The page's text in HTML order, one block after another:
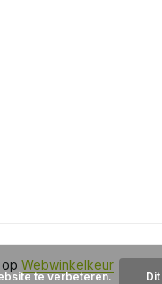
op Webwinkelkeur
te verbeteren.